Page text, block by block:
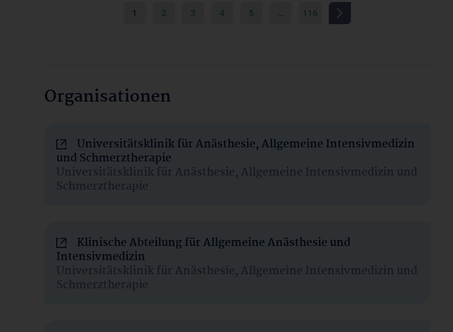
1 2 3 4 5 … 116
Organisationen
Universitätsklinik für Anästhesie, Allgemeine Intensivmedizin
und Schmerztherapie
Universitätsklinik für Anästhesie, Allgemeine Intensivmedizin und
Schmerztherapie
Klinische Abteilung für Allgemeine Anästhesie und
Intensivmedizin
Universitätsklinik für Anästhesie, Allgemeine Intensivmedizin und
Schmerztherapie